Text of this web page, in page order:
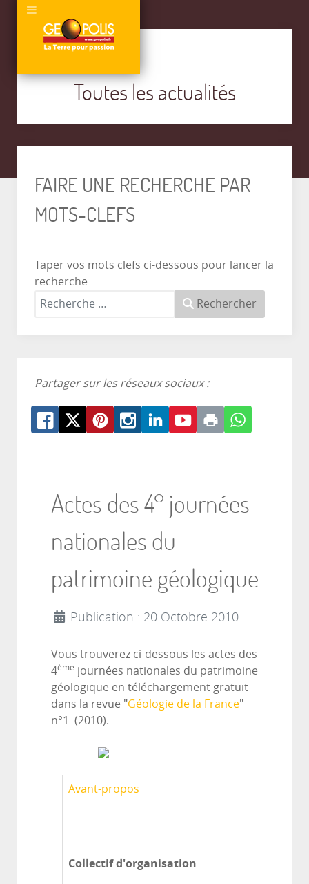
Toutes les actualités
FAIRE UNE RECHERCHE PAR
MOTS-CLEFS
Taper vos mots clefs ci-dessous pour lancer la
recherche
Rechercher
Partager sur les réseaux sociaux :
Actes des 4° journées
nationales du
patrimoine géologique
Publication : 20 Octobre 2010
Vous trouverez ci-dessous les actes des
4ème journées nationales du patrimoine
géologique en téléchargement gratuit
dans la revue "Géologie de la France"
n°1 (2010).
Avant-propos
Collectif d'organisation